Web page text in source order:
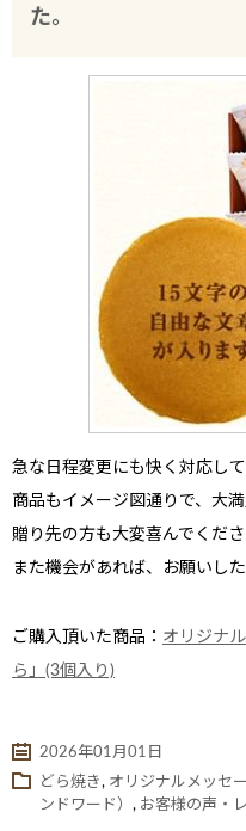
た。
急な日程変更にも快く対応 し
商品もイメージ図通りで、大
贈り先の方も大変喜んでくだ
また機会があれば、お願いし
ご購入頂いた商品： オリジナ
ら」(3個入り)
2026年01月01日
どら焼き, オリジナルメッセ
ンドワード） , お客様の声・